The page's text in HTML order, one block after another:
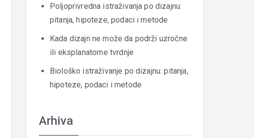
Poljoprivredna istraživanja po dizajnu:
pitanja, hipoteze, podaci i metode
Kada dizajn ne može da podrži uzročne
ili eksplanatorne tvrdnje
Biološko istraživanje po dizajnu: pitanja,
hipoteze, podaci i metode
Arhiva